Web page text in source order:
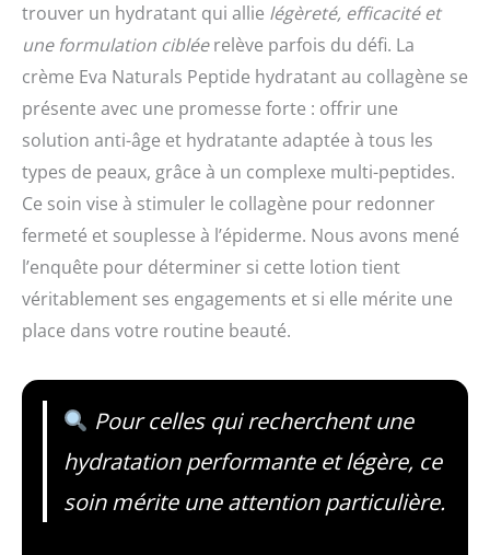
trouver un hydratant qui allie légèreté, efficacité et
une formulation cibléerelève parfois du défi. La
crème Eva Naturals Peptide hydratant au collagène se
présente avec une promesse forte : offrir une
solution anti-âge et hydratante adaptée à tous les
types de peaux, grâce à un complexe multi-peptides.
Ce soin vise à stimuler le collagène pour redonner
fermeté et souplesse à l’épiderme. Nous avons mené
l’enquête pour déterminer si cette lotion tient
véritablement ses engagements et si elle mérite une
place dans votre routine beauté.
Pour celles qui recherchent une
hydratation performante et légère, ce
soin mérite une attention particulière.